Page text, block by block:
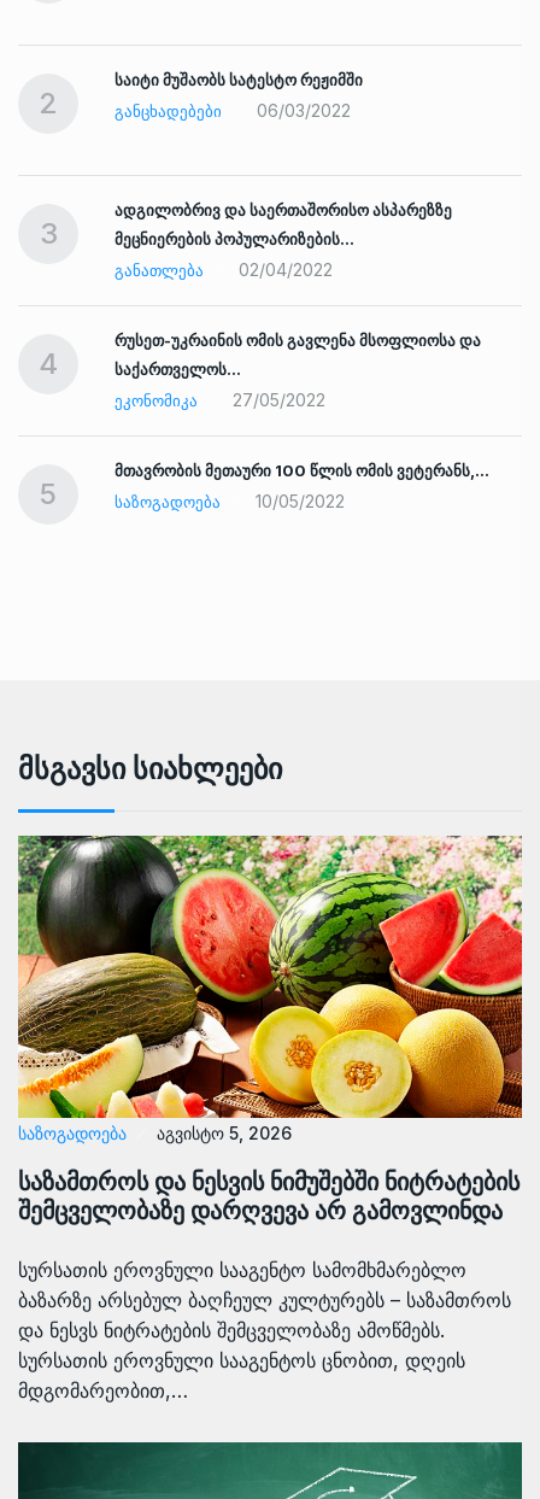
2
საიტი მუშაობს სატესტო რეჟიმში
ᲒᲐᲜᲪᲮᲐᲓᲔᲑᲔᲑᲘ
06/03/2022
3
ადგილობრივ და საერთაშორისო ასპარეზზე
მეცნიერების პოპულარიზების…
ᲒᲐᲜᲐᲗᲚᲔᲑᲐ
02/04/2022
4
რუსეთ-უკრაინის ომის გავლენა მსოფლიოსა და
საქართველოს…
ᲔᲙᲝᲜᲝᲛᲘᲙᲐ
27/05/2022
5
მთავრობის მეთაური 100 წლის ომის ვეტერანს,…
ᲡᲐᲖᲝᲒᲐᲓᲝᲔᲑᲐ
10/05/2022
Მსგავსი Სიახლეები
ᲡᲐᲖᲝᲒᲐᲓᲝᲔᲑᲐ აგვისტო 5, 2026
საზამთროს და ნესვის ნიმუშებში ნიტრატების
შემცველობაზე დარღვევა არ გამოვლინდა
სურსათის ეროვნული სააგენტო სამომხმარებლო
ბაზარზე არსებულ ბაღჩეულ კულტურებს – საზამთროს
და ნესვს ნიტრატების შემცველობაზე ამოწმებს.
სურსათის ეროვნული სააგენტოს ცნობით, დღეის
მდგომარეობით,…